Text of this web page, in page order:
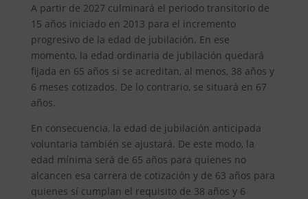
A partir de 2027 culminará el periodo transitorio de
15 años iniciado en 2013 para el incremento
progresivo de la edad de jubilación. En ese
momento, la edad ordinaria de jubilación quedará
fijada en 65 años si se acreditan, al menos, 38 años y
6 meses cotizados. De lo contrario, se situará en 67
años.
En consecuencia, la edad de jubilación anticipada
voluntaria también se ajustará. De este modo, la
edad mínima será de 65 años para quienes no
alcancen esa carrera de cotización y de 63 años para
quienes sí cumplan el requisito de 38 años y 6